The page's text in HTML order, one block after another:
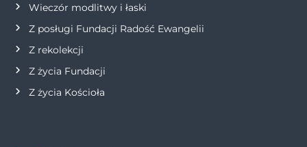
Wieczór modlitwy i łaski
Z posługi Fundacji Radość Ewangelii
Z rekolekcji
Z życia Fundacji
Z życia Kościoła